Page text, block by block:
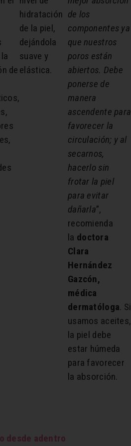
de
hidratación
de la piel,
dejándola
suave y
elástica.
de los
componentes ya
que nuestros
poros están
abiertos. Debe
ponerse de
manera
ascendente para
favorecer la
circulación; y al
secarnos,
hacerlo sin
frotar la piel
para evitar
dañarla”,
recomienda
la doctora
Clara
Hernández
Gazcón,
médica
dermatóloga. Si
usamos aceites,
la piel debe
estar húmeda
para favorecer
la absorción.
desde adentro